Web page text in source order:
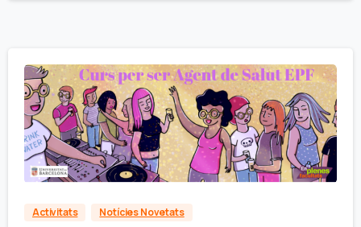
Activitats Notícies Novetats